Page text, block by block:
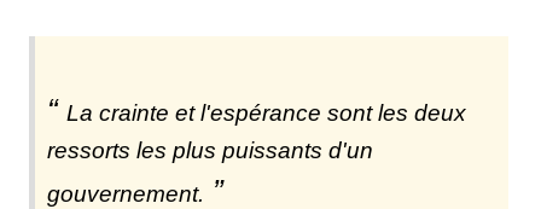
La crainte et l'espérance sont les deux
ressorts les plus puissants d'un
gouvernement.